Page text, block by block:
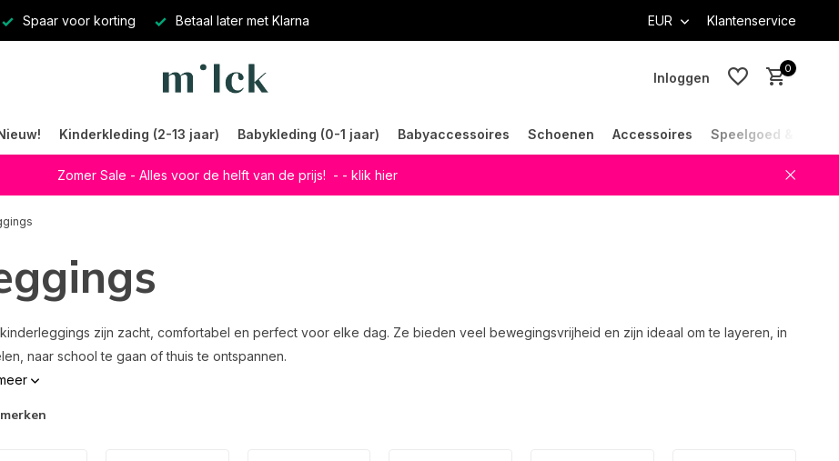
Spaar voor korting Betaal later met Klarna EUR Klantenservice
Inloggen
0
Kinderkleding (2-13 jaar) Babykleding (0-1 jaar) Babyaccessoires Schoenen Accessoires Speelgoed &
Zomer Sale - Alles voor de helft van de prijs! - - klik hier
zijn zacht, comfortabel en perfect voor elke dag. Ze bieden veel bewegingsvrijheid en zijn ideaal om te layeren, in
naar school te gaan of thuis te ontspannen.